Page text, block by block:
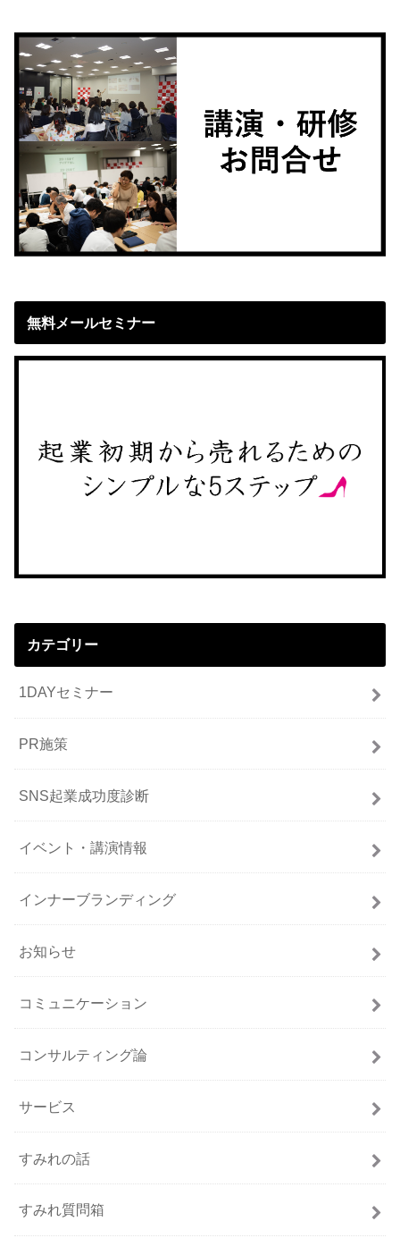
無料メールセミナー
カテゴリー
1DAYセミナー
PR施策
SNS起業成功度診断
イベント・講演情報
インナーブランディング
お知らせ
コミュニケーション
コンサルティング論
サービス
すみれの話
すみれ質問箱